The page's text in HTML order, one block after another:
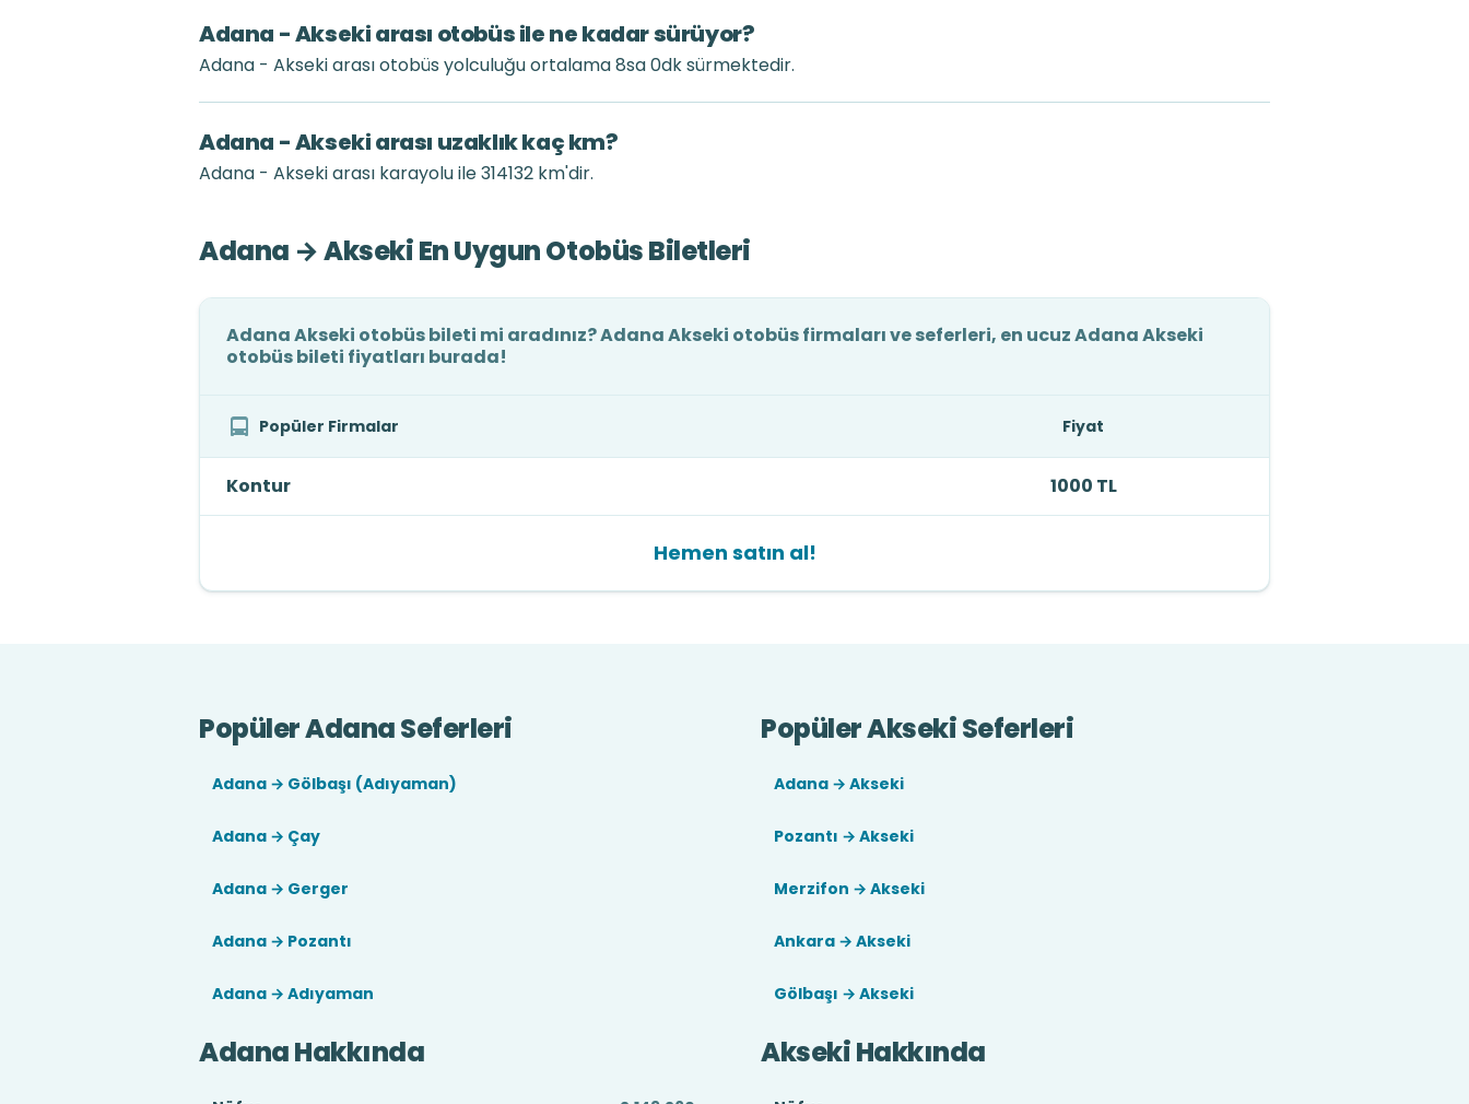
Adana - Akseki arası otobüs ile ne kadar sürüyor?
Adana - Akseki arası otobüs yolculuğu ortalama 8sa 0dk sürmektedir.
Adana - Akseki arası uzaklık kaç km?
Adana - Akseki arası karayolu ile 314132 km'dir.
Adana → Akseki En Uygun Otobüs Biletleri
Adana Akseki otobüs bileti mi aradınız? Adana Akseki otobüs firmaları ve seferleri, en ucuz Adana Akseki
otobüs bileti fiyatları burada!
Popüler Firmalar Fiyat
Kontur 1000 TL
Hemen satın al!
Popüler Adana Seferleri
Adana → Gölbaşı (Adıyaman)
Adana → Çay
Adana → Gerger
Adana → Pozantı
Adana → Adıyaman
Popüler Akseki Seferleri
Adana → Akseki
Pozantı → Akseki
Merzifon → Akseki
Ankara → Akseki
Gölbaşı → Akseki
Adana Hakkında Akseki Hakkında